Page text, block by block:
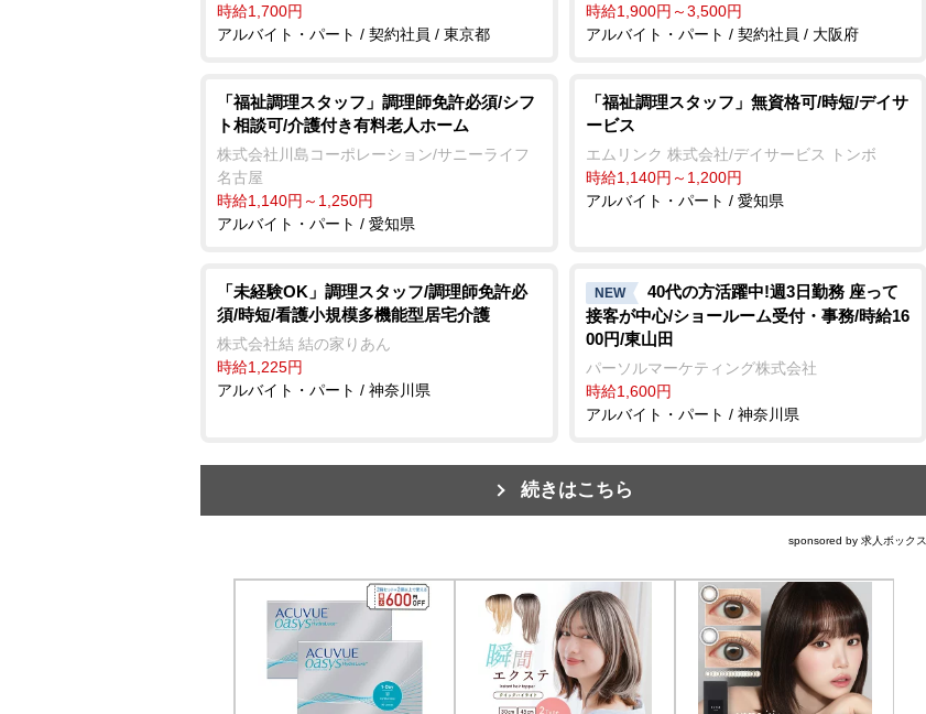
時給1,700円
アルバイト・パート / 契約社員 / 東京都
時給1,900円～3,500円
アルバイト・パート / 契約社員 / 大阪府
「福祉調理スタッフ」調理師免許必須/シフ
ト相談可/介護付き有料老人ホーム
株式会社川島コーポレーション/サニーライフ
名古屋
時給1,140円～1,250円
アルバイト・パート / 愛知県
「福祉調理スタッフ」無資格可/時短/デイサ
ービス
エムリンク 株式会社/デイサービス トンボ
時給1,140円～1,200円
アルバイト・パート / 愛知県
「未経験OK」調理スタッフ/調理師免許必
須/時短/看護小規模多機能型居宅介護
株式会社結 結の家りあん
時給1,225円
アルバイト・パート / 神奈川県
NEW
40代の方活躍中!週3日勤務 座って
接客が中心/ショールーム受付・事務/時給16
00円/東山田
パーソルマーケティング株式会社
時給1,600円
アルバイト・パート / 神奈川県
続きはこちら
sponsored by 求人ボックス